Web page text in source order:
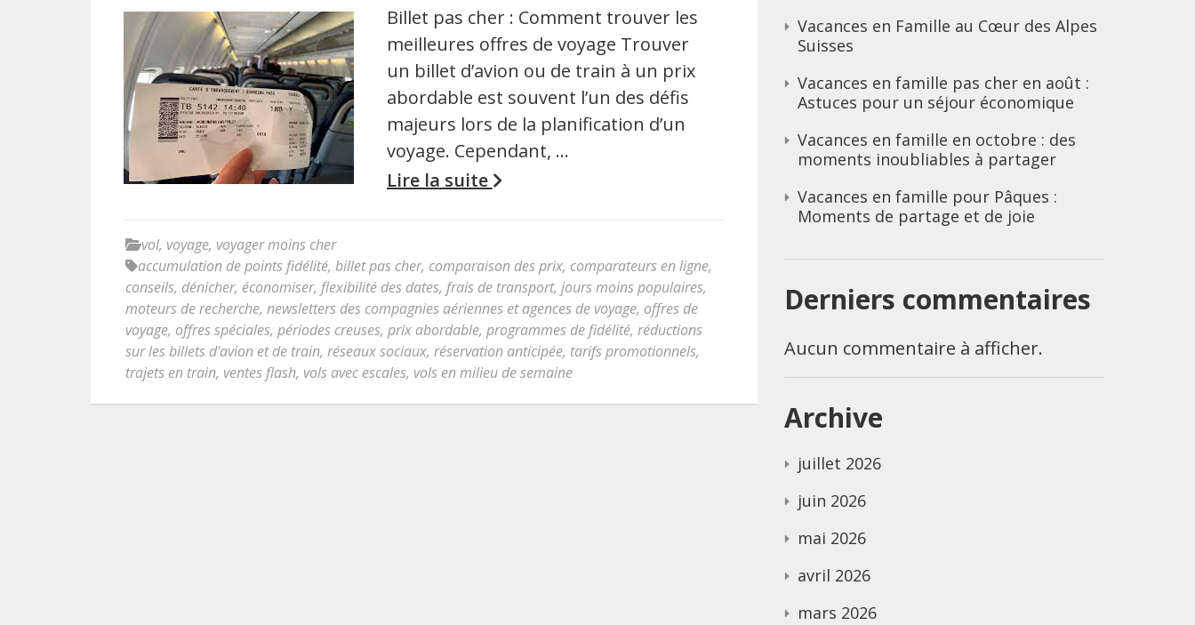
Billet pas cher : Comment trouver les
meilleures offres de voyage Trouver
un billet d’avion ou de train à un prix
abordable est souvent l’un des défis
majeurs lors de la planification d’un
voyage. Cependant, …
Lire la suite
vol, voyage, voyager moins cher
accumulation de points fidélité, billet pas cher, comparaison des prix, comparateurs en ligne,
conseils, dénicher, économiser, flexibilité des dates, frais de transport, jours moins populaires,
moteurs de recherche, newsletters des compagnies aériennes et agences de voyage, offres de
voyage, offres spéciales, périodes creuses, prix abordable, programmes de fidélité, réductions
sur les billets d'avion et de train, réseaux sociaux, réservation anticipée, tarifs promotionnels,
trajets en train, ventes flash, vols avec escales, vols en milieu de semaine
Vacances en Famille au Cœur des Alpes
Suisses
Vacances en famille pas cher en août :
Astuces pour un séjour économique
Vacances en famille en octobre : des
moments inoubliables à partager
Vacances en famille pour Pâques :
Moments de partage et de joie
Derniers commentaires
Aucun commentaire à afficher.
Archive
juillet 2026
juin 2026
mai 2026
avril 2026
mars 2026